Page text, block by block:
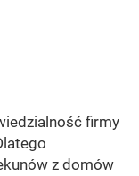
firmy
z domów